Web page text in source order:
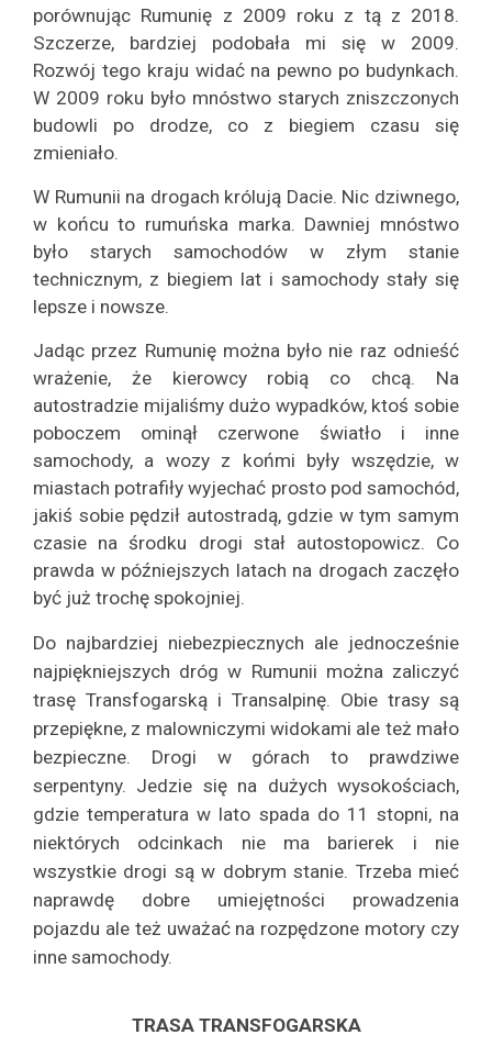
porównując Rumunię z 2009 roku z tą z 2018.
Szczerze, bardziej podobała mi się w 2009.
Rozwój tego kraju widać na pewno po budynkach.
W 2009 roku było mnóstwo starych zniszczonych
budowli po drodze, co z biegiem czasu się
zmieniało.
W Rumunii na drogach królują Dacie. Nic dziwnego,
w końcu to rumuńska marka. Dawniej mnóstwo
było starych samochodów w złym stanie
technicznym, z biegiem lat i samochody stały się
lepsze i nowsze.
Jadąc przez Rumunię można było nie raz odnieść
wrażenie, że kierowcy robią co chcą. Na
autostradzie mijaliśmy dużo wypadków, ktoś sobie
poboczem ominął czerwone światło i inne
samochody, a wozy z końmi były wszędzie, w
miastach potrafiły wyjechać prosto pod samochód,
jakiś sobie pędził autostradą, gdzie w tym samym
czasie na środku drogi stał autostopowicz. Co
prawda w późniejszych latach na drogach zaczęło
być już trochę spokojniej.
Do najbardziej niebezpiecznych ale jednocześnie
najpiękniejszych dróg w Rumunii można zaliczyć
trasę Transfogarską i Transalpinę. Obie trasy są
przepiękne, z malowniczymi widokami ale też mało
bezpieczne. Drogi w górach to prawdziwe
serpentyny. Jedzie się na dużych wysokościach,
gdzie temperatura w lato spada do 11 stopni, na
niektórych odcinkach nie ma barierek i nie
wszystkie drogi są w dobrym stanie. Trzeba mieć
naprawdę dobre umiejętności prowadzenia
pojazdu ale też uważać na rozpędzone motory czy
inne samochody.
TRASA TRANSFOGARSKA